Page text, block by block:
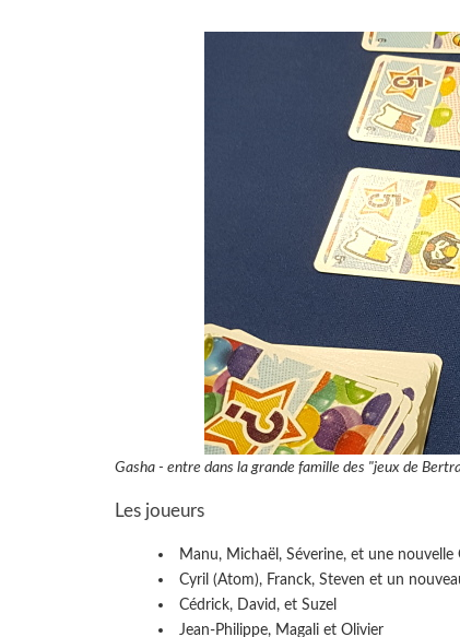
Gasha - entre dans la grande famille des "jeux de
Les joueurs
Manu, Michaël, Séverine, et une nouvelle
Cyril (Atom), Franck, Steven et un
Cédrick, David, et Suzel
Jean-Philippe, Magali et Olivier